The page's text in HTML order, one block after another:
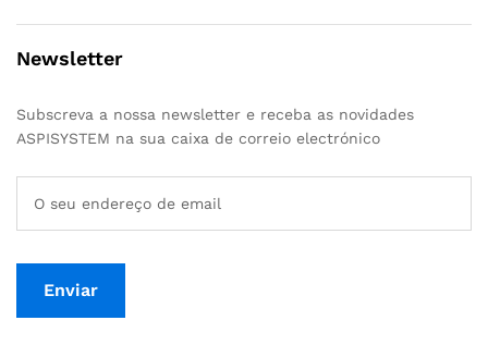
Newsletter
Subscreva a nossa newsletter e receba as novidades
ASPISYSTEM na sua caixa de correio electrónico